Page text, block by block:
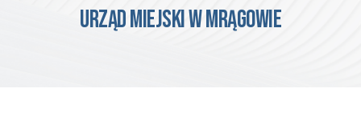
urząd miejski w mrągowie